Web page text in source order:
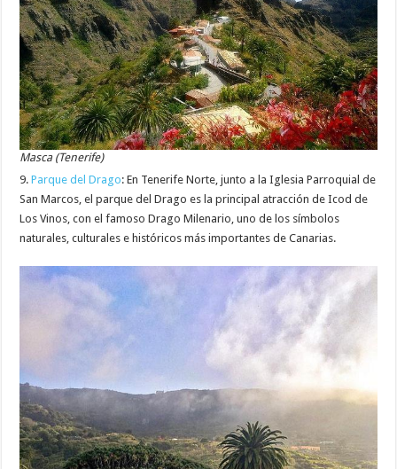
Masca (Tenerife)
9.Parque del Drago: En Tenerife Norte, junto a la Iglesia Parroquial de
San Marcos, el parque del Drago es la principal atracción de Icod de
Los Vinos, con el famoso Drago Milenario, uno de los símbolos
naturales, culturales e históricos más importantes de Canarias.